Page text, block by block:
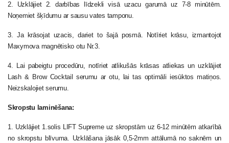
2. Uzklājiet 2. darbības līdzekli visā uzacu garumā uz 7-8 minūtēm.
Noņemiet šķīdumu ar sausu vates tamponu.
3. Ja krāsojat uzacis, dariet to šajā posmā. Notīriet krāsu, izmantojot
Maxymova magnētisko otu Nr.3.
4. Lai pabeigtu procedūru, notīriet atlikušās krāsas atliekas un uzklājiet
Lash & Brow Cocktail serumu ar otu, lai tas optimāli iesūktos matiņos.
Neizskalojiet serumu.
Skropstu laminēšana:
1. Uzklājiet 1.solis LIFT Supreme uz skropstām uz 6-12 minūtēm atkarībā
no skropstu blīvuma. Uzklāšana jāsāk 0,5-2mm attālumā no saknēm un